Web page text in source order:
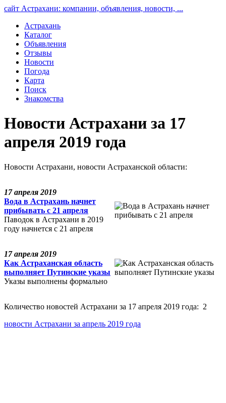
сайт Астрахани: компании, объявления, новости, ...
Астрахань
Каталог
Объявления
Отзывы
Новости
Погода
Карта
Поиск
Знакомства
Новости Астрахани за 17
апреля 2019 года
Новости Астрахани, новости Астраханской области:
17 апреля 2019
Вода в Астрахань начнет
прибывать с 21 апреля
Паводок в Астрахани в 2019
году начнется с 21 апреля
17 апреля 2019
Как Астраханская область
выполняет Путинские указы
Указы выполнены формально
Количество новостей Астрахани за 17 апреля 2019 года: 2
новости Астрахани за апрель 2019 года